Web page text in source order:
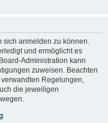
anmelden zu können.
und ermöglicht es
Administration kann
zuweisen. Beachten
Regelungen,
die jeweiligen